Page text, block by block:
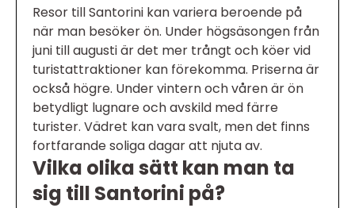
Resor till Santorini kan variera beroende på
när man besöker ön. Under högsäsongen från
juni till augusti är det mer trångt och köer vid
turistattraktioner kan förekomma. Priserna är
också högre. Under vintern och våren är ön
betydligt lugnare och avskild med färre
turister. Vädret kan vara svalt, men det finns
fortfarande soliga dagar att njuta av.
Vilka olika sätt kan man ta
sig till Santorini på?